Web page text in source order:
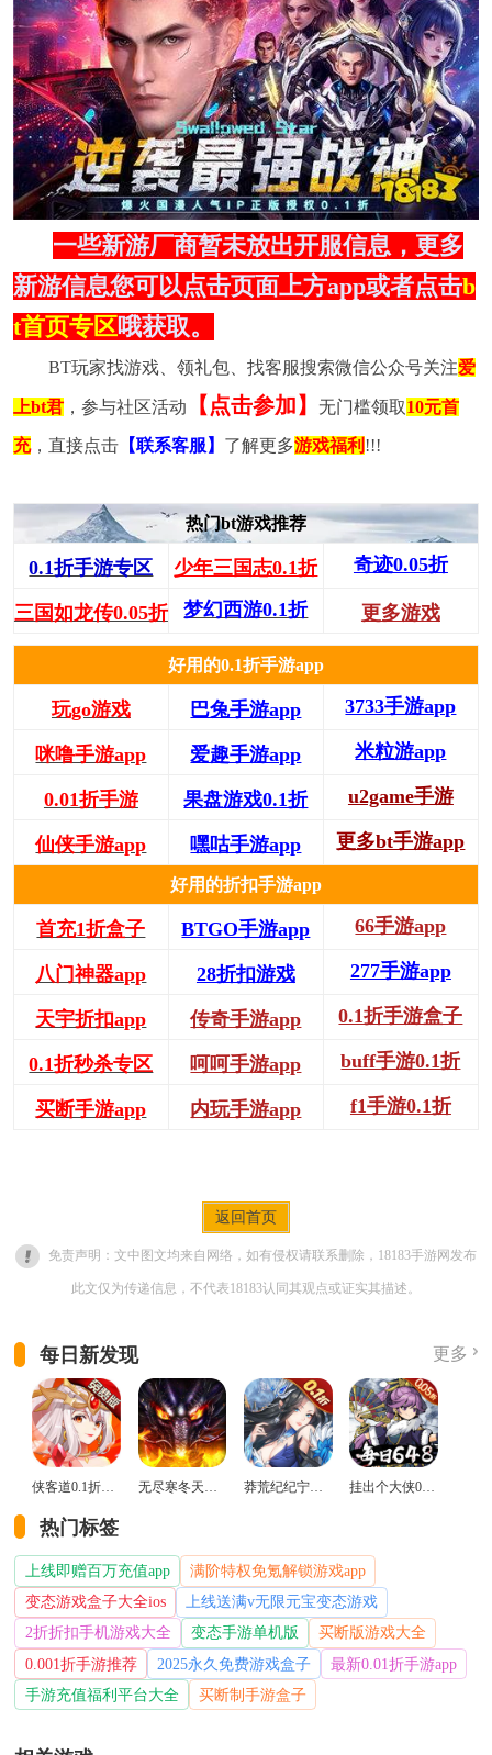
一些新游厂商暂未放出开服信息，更多
新游信息您可以点击页面上方app或者点击b
t首页专区哦获取。
BT玩家找游戏、领礼包、找客服搜索微信公众号关注爱
上bt君，参与社区活动 【点击参加】 无门槛领取10元首
充，直接点击【联系客服】 了解更多游戏福利 !!!
热门bt游戏推荐
0.1折手游专区 少年三国志0.1折 奇迹0.05折
三国如龙传0.05折 梦幻西游0.1折 更多游戏
好用的0.1折手游app
玩go游戏 巴兔手游app 3733手游app
咪噜手游app 爱趣手游app 米粒游app
0.01折手游 果盘游戏0.1折 u2game手游
仙侠手游app 嘿咕手游app 更多bt手游app
好用的折扣手游app
首充1折盒子 BTGO手游app 66手游app
八门神器app 28折扣游戏 277手游app
天宇折扣app 传奇手游app 0.1折手游盒子
0.1折秒杀专区 呵呵手游app buff手游0.1折
买断手游app 内玩手游app f1手游0.1折
返回首页
免责声明：文中图文均来自网络，如有侵权请联系删除，18183手游网发布
此文仅为传递信息，不代表18183认同其观点或证实其描述。
每日新发现 更多
侠客道0.1折变态版 无尽寒冬天蛇新春送礼版 莽荒纪纪宁传奇0.1折送无限连抽版 挂出个大侠0.05折免单福利版
热门标签
上线即赠百万充值app
满阶特权免氪解锁游戏app
变态游戏盒子大全ios
上线送满v无限元宝变态游戏
2折折扣手机游戏大全
变态手游单机版
买断版游戏大全
0.001折手游推荐
2025永久免费游戏盒子
最新0.01折手游app
手游充值福利平台大全
买断制手游盒子